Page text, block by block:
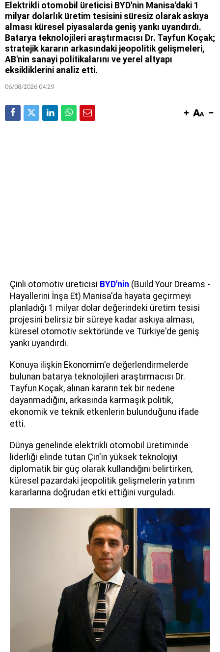
Elektrikli otomobil üreticisi BYD'nin Manisa'daki 1
milyar dolarlık üretim tesisini süresiz olarak askıya
alması küresel piyasalarda geniş yankı uyandırdı.
Batarya teknolojileri araştırmacısı Dr. Tayfun Koçak;
stratejik kararın arkasındaki jeopolitik gelişmeleri,
AB'nin sanayi politikalarını ve yerel altyapı
eksikliklerini analiz etti.
06/08/2026 04:29
Çinli otomotiv üreticisi BYD'nin (Build Your Dreams -
Hayallerini İnşa Et) Manisa'da hayata geçirmeyi
planladığı 1 milyar dolar değerindeki üretim tesisi
projesini belirsiz bir süreye kadar askıya alması,
küresel otomotiv sektöründe ve Türkiye'de geniş
yankı uyandırdı.
Konuya ilişkin Ekonomim'e değerlendirmelerde
bulunan batarya teknolojileri araştırmacısı Dr.
Tayfun Koçak, alınan kararın tek bir nedene
dayanmadığını, arkasında karmaşık politik,
ekonomik ve teknik etkenlerin bulunduğunu ifade
etti.
Dünya genelinde elektrikli otomobil üretiminde
liderliği elinde tutan Çin'in yüksek teknolojiyi
diplomatik bir güç olarak kullandığını belirtirken,
küresel pazardaki jeopolitik gelişmelerin yatırım
kararlarına doğrudan etki ettiğini vurguladı.